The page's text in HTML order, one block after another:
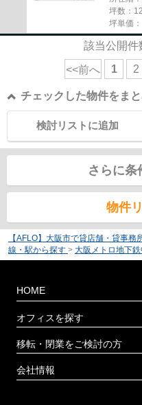
坪数：
坪単価：
該当公開件
<<前へ 1 2
チェックした物件をま
検討リストに追加
さらに条
物件
【AFLO】大阪市で貸店舗・貸事務
線・駅から探す > 大阪メトロ地下鉄
HOME
オフィスを探す
移転・閉業をご検討の方
会社情報